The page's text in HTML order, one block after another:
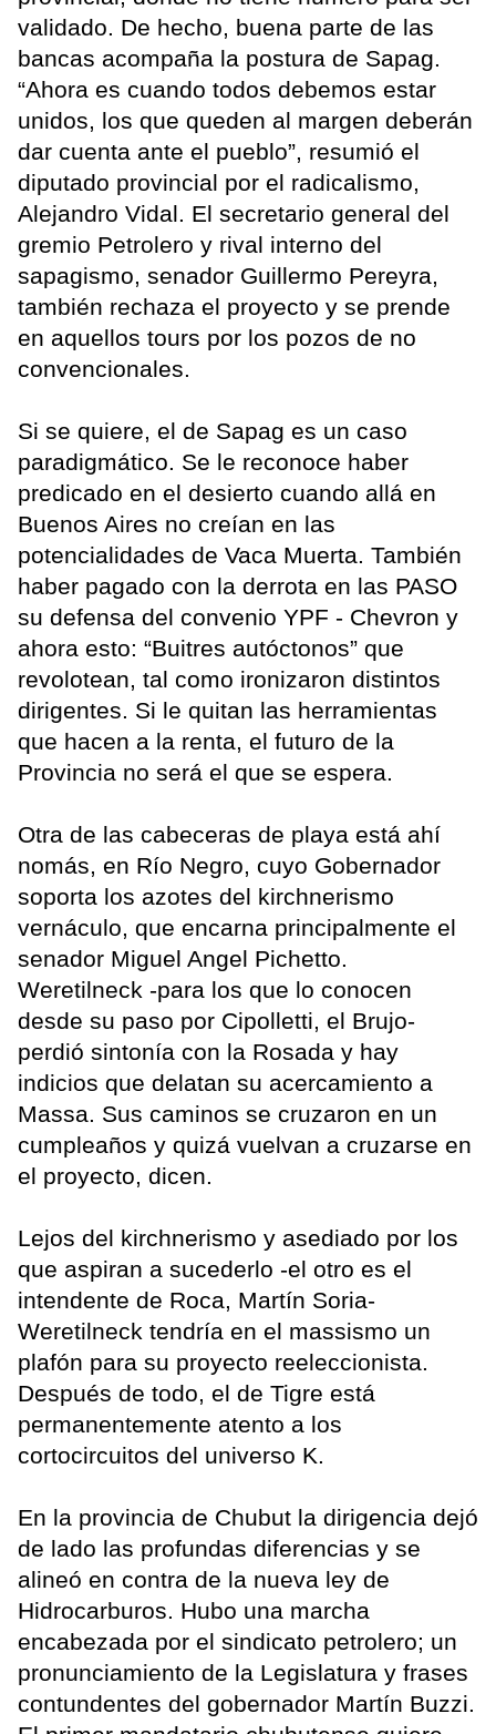
validado. De hecho, buena parte de las
bancas acompaña la postura de Sapag.
“Ahora es cuando todos debemos estar
unidos, los que queden al margen deberán
dar cuenta ante el pueblo”, resumió el
diputado provincial por el radicalismo,
Alejandro Vidal. El secretario general del
gremio Petrolero y rival interno del
sapagismo, senador Guillermo Pereyra,
también rechaza el proyecto y se prende
en aquellos tours por los pozos de no
convencionales.
Si se quiere, el de Sapag es un caso
paradigmático. Se le reconoce haber
predicado en el desierto cuando allá en
Buenos Aires no creían en las
potencialidades de Vaca Muerta. También
haber pagado con la derrota en las PASO
su defensa del convenio YPF - Chevron y
ahora esto: “Buitres autóctonos” que
revolotean, tal como ironizaron distintos
dirigentes. Si le quitan las herramientas
que hacen a la renta, el futuro de la
Provincia no será el que se espera.
Otra de las cabeceras de playa está ahí
nomás, en Río Negro, cuyo Gobernador
soporta los azotes del kirchnerismo
vernáculo, que encarna principalmente el
senador Miguel Angel Pichetto.
Weretilneck -para los que lo conocen
desde su paso por Cipolletti, el Brujo-
perdió sintonía con la Rosada y hay
indicios que delatan su acercamiento a
Massa. Sus caminos se cruzaron en un
cumpleaños y quizá vuelvan a cruzarse en
el proyecto, dicen.
Lejos del kirchnerismo y asediado por los
que aspiran a sucederlo -el otro es el
intendente de Roca, Martín Soria-
Weretilneck tendría en el massismo un
plafón para su proyecto reeleccionista.
Después de todo, el de Tigre está
permanentemente atento a los
cortocircuitos del universo K.
En la provincia de Chubut la dirigencia dejó
de lado las profundas diferencias y se
alineó en contra de la nueva ley de
Hidrocarburos. Hubo una marcha
encabezada por el sindicato petrolero; un
pronunciamiento de la Legislatura y frases
contundentes del gobernador Martín Buzzi.